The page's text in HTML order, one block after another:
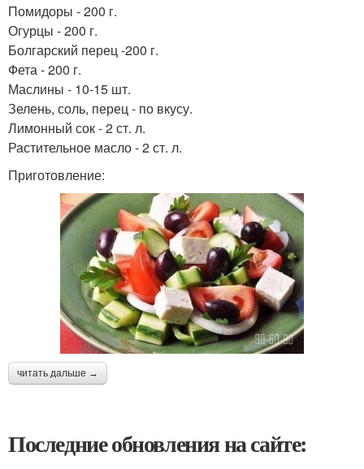
Помидоры - 200 г.
Огурцы - 200 г.
Болгарский перец -200 г.
Фета - 200 г.
Маслины - 10-15 шт.
Зелень, соль, перец - по вкусу.
Лимонный сок - 2 ст. л.
Растительное масло - 2 ст. л.
Приготовление:
читать дальше →
Последние обновления на сайте: